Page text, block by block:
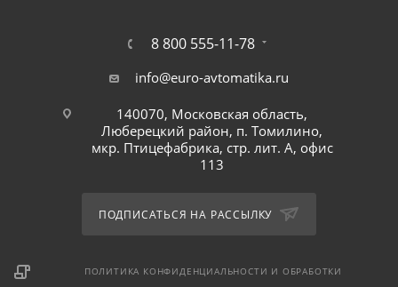
8 800 555-11-78
info@euro-avtomatika.ru
140070, Московская область,
Люберецкий район, п. Томилино,
мкр. Птицефабрика, стр. лит. А, офис
113
ПОДПИСАТЬСЯ НА РАССЫЛКУ
ПОЛИТИКА КОНФИДЕНЦИАЛЬНОСТИ И ОБРАБОТКИ